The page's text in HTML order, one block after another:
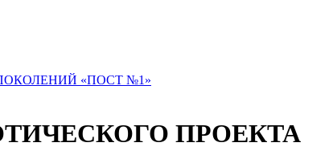
«ПОСТ №1»
ПРОЕКТА